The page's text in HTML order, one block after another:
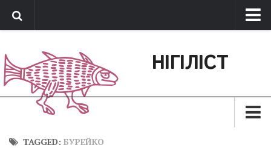
Обратная связь
Поддержать сайт
НІГІЛІСТ
Зараз
TAGGED: БУРЕЙКО